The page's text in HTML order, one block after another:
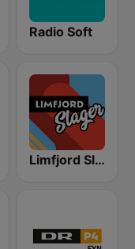
Radio Soft
Limfjord Slager